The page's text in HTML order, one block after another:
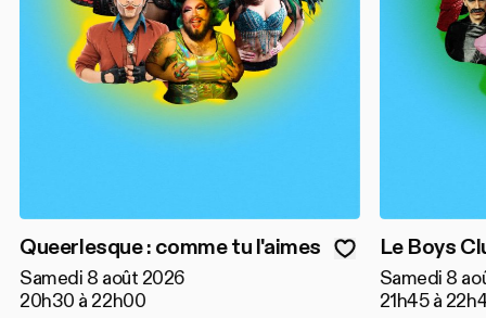
Queerlesque : comme tu l'aimes
Samedi 8 août 2026
20h30 à 22h00
Le Boys
Samedi 8
21h45 à